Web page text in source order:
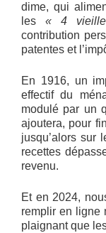
dime, qui
les « 4
contribution
patentes et
En 1916, un
effectif du
modulé par un
ajoutera, pour
jusqu’alors sur
recettes
revenu.
Et en 2024,
remplir en ligne
plaignant que